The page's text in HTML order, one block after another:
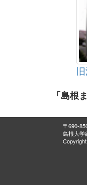
「島根
〒690-
島根大学